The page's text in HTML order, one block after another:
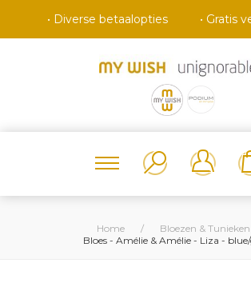
• Diverse betaalopties • Gratis
Home / Bloezen & Tunieken
Bloes - Amélie & Amélie - Liza - blue/